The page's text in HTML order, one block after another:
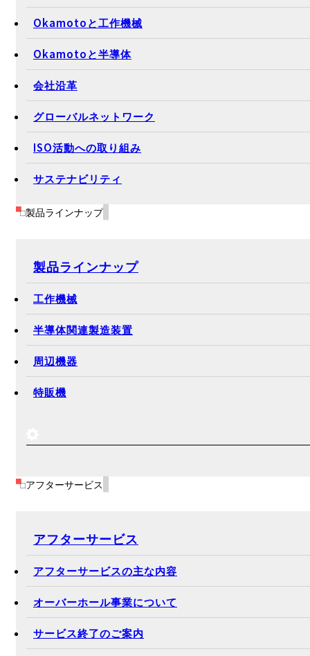
Okamotoと工作機械
Okamotoと半導体
会社沿革
グローバルネットワーク
ISO活動への取り組み
サステナビリティ
製品ラインナップ
製品ラインナップ
工作機械
半導体関連製造装置
周辺機器
特販機
アフターサービス
アフターサービス
アフターサービスの主な内容
オーバーホール事業について
サービス終了のご案内